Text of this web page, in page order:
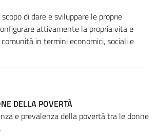
di dare e sviluppare le proprie
attivamente la propria vita e
in termini economici, sociali e
DELLA POVERTÀ
e prevalenza della povertà tra le donne